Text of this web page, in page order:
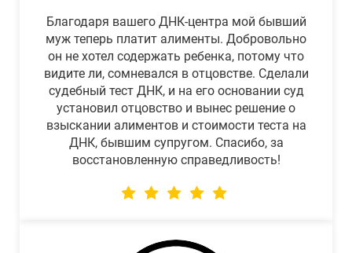
Благодаря вашего ДНК-центра мой бывший
муж теперь платит алименты. Добровольно
он не хотел содержать ребенка, потому что
видите ли, сомневался в отцовстве. Сделали
судебный тест ДНК, и на его основании суд
установил отцовство и вынес решение о
взыскании алиментов и стоимости теста на
ДНК, бывшим супругом. Спасибо, за
восстановленную справедливость!